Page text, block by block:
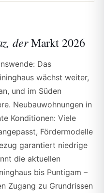
derMarkt 2026
Das
wächst weiter,
und im Süden
Neubauwohnungen in
Konditionen: Viele
Fördermodelle
garantiert niedrige
die aktuellen
bis Puntigam –
Zugang zu Grundrissen